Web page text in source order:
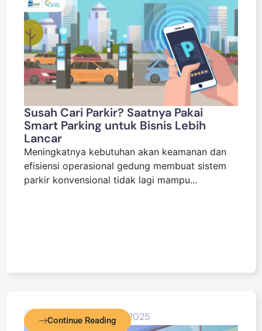
Susah Cari Parkir? Saatnya Pakai
Smart Parking untuk Bisnis Lebih
Lancar
Meningkatnya kebutuhan akan keamanan dan
efisiensi operasional gedung membuat sistem
parkir konvensional tidak lagi mampu...
Blog Detail July 4, 2025
Continue Reading